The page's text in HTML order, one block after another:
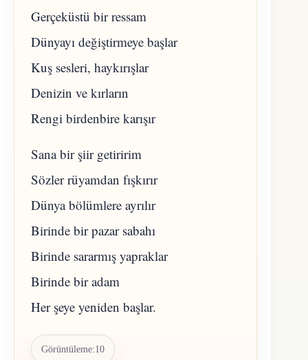
Gerçeküstü bir ressam
Dünyayı değiştirmeye başlar
Kuş sesleri, haykırışlar
Denizin ve kırların
Rengi birdenbire karışır
Sana bir şiir getiririm
Sözler rüyamdan fışkırır
Dünya bölümlere ayrılır
Birinde bir pazar sabahı
Birinde sararmış yapraklar
Birinde bir adam
Her şeye yeniden başlar.
Görüntüleme:10